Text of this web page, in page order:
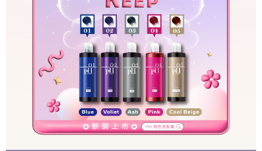
１．透過由恩沛科技股份有限公司提供之「AFTEE先享後付」服務完成之交
易，需依本服務之必要範圍內提供個人資料，並將交易相關給付款項請求債
權轉讓予恩沛科技股份有限公司。
２．關於個人資料處理事宜，請瀏覽以下網址：
https://aftee.tw/terms/#terms3
３．未成年的使用者請事先徵得法定代理人或監護人之同意方可使用
「AFTEE先享後付」，若未經同意申辦者引起之損失，本公司不負相關責
４．使用「AFTEE先享後付」時，將依據個別帳號之用戶狀況，依本公司即
時審查核予不同之上限額度；若仍有額度不足之情形，本公司將視審查結果
請求用戶進行身份認證。
５．嚴禁一人註冊多個帳號或使用他人資訊註冊。若發現惡意使用之情形，
恩沛科技股份有限公司將有權停止該用戶之使用額度並採取法律行動。
付款後7-11取貨
每筆NT$100，滿NT$1,500(含以上)免運費
每筆NT$100，滿NT$1,500(含以上)免運費
付款後門市自取